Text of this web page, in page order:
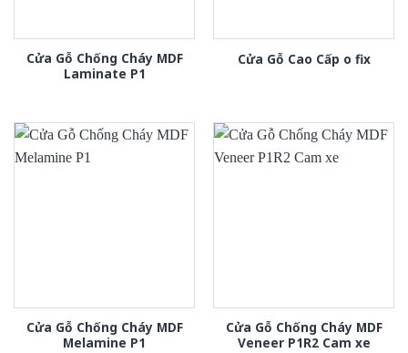
Cửa Gỗ Chống Cháy MDF
Laminate P1
Cửa Gỗ Cao Cấp o fix
Cửa Gỗ Chống Cháy MDF
Melamine P1
Cửa Gỗ Chống Cháy MDF
Veneer P1R2 Cam xe